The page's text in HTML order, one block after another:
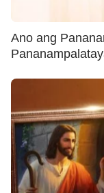
Ano ang